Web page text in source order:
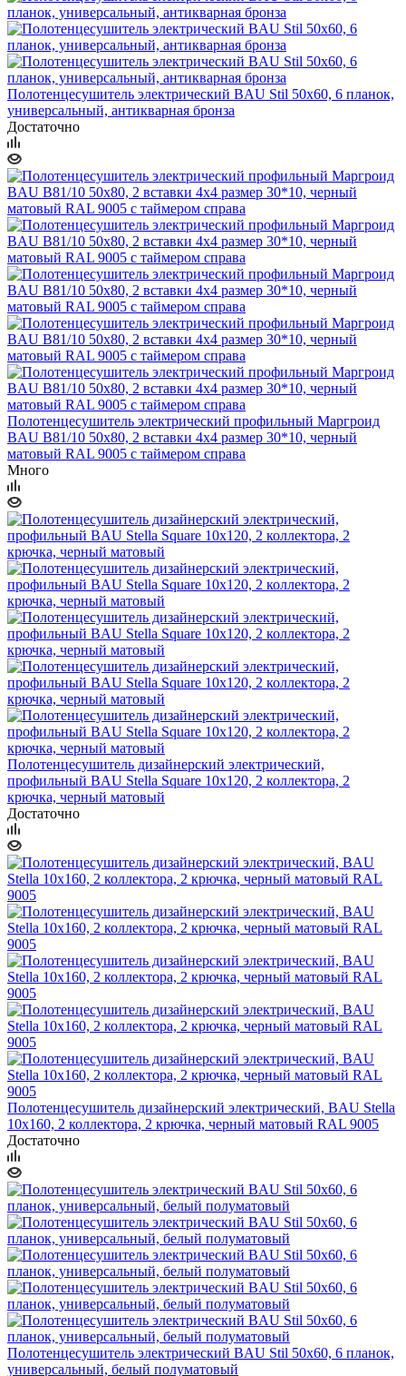
Полотенцесушитель электрический BAU Stil 50х60, 6 планок,
универсальный, антикварная бронза
Достаточно
Полотенцесушитель электрический профильный Маргроид
BAU В81/10 50х80, 2 вставки 4х4 размер 30*10, черный
матовый RAL 9005 с таймером справа
Много
Полотенцесушитель дизайнерский электрический,
профильный BAU Stella Square 10х120, 2 коллектора, 2
крючка, черный матовый
Достаточно
Полотенцесушитель дизайнерский электрический, BAU Stella
10х160, 2 коллектора, 2 крючка, черный матовый RAL 9005
Достаточно
Полотенцесушитель электрический BAU Stil 50х60, 6 планок,
универсальный, белый полуматовый